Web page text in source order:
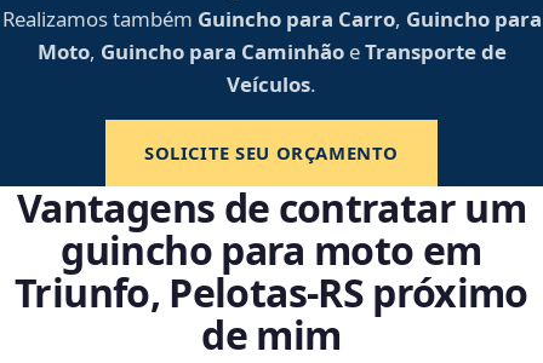
Realizamos também Guincho para Carro, Guincho para
Moto, Guincho para CaminhãoeTransporte de
Veículos.
SOLICITE SEU ORÇAMENTO
Vantagens de contratar um
guincho para moto em
Triunfo, Pelotas‑RS próximo
de mim